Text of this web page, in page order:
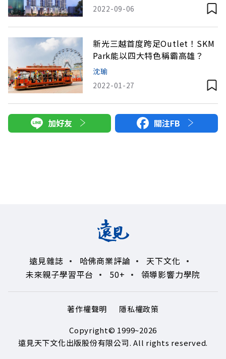
2022-09-06
新光三越首度跨足Outlet！SKM
Park能以四大特色稱霸高雄？
沈瑜
2022-01-27
加好友 關注FB
遠見雜誌 哈佛商業評論
天下文化
未來親子學習平台
50+ 領導影響力學院
著作權聲明
隱私權政策
Copyright© 1999~2026
遠見天下文化出版股份有限公司. All rights reserved.